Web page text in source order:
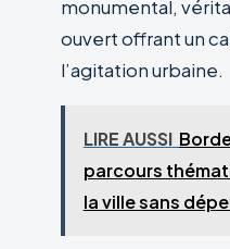
monumental,
ouvert offrant un
l’agitation urbaine.
LIRE AUSSI
parcours
la ville sans